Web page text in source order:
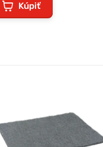
Kúpiť